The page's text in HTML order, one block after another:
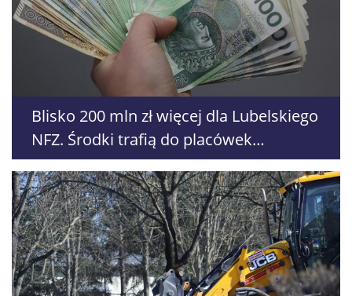
Blisko 200 mln zł więcej dla Lubelskiego
NFZ. Środki trafią do placówek
medycznych